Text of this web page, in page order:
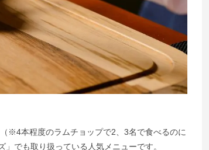
※4本程度のラムチョップで2、3名で食べるのに
でも取り扱っている人気メニューです。